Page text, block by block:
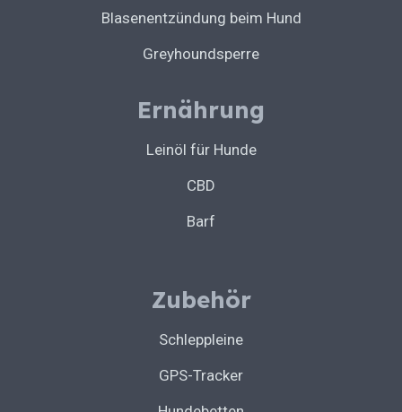
Blasenentzündung beim Hund
Greyhoundsperre
Ernährung
Leinöl für Hunde
CBD
Barf
Zubehör
Schleppleine
GPS-Tracker